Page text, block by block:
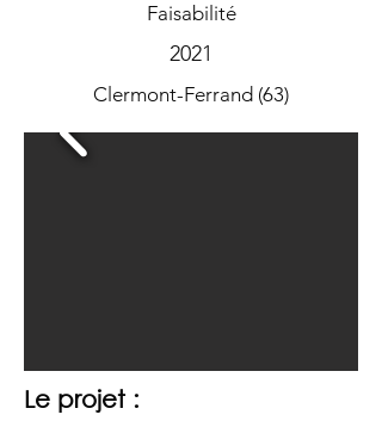
Faisabilité
2021
Clermont-Ferrand (63)
Le projet :